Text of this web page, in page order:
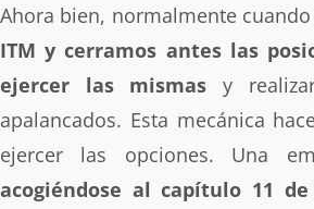
Ahora bien, normalmente
ITM y cerramos antes las
ejercer las mismas y
apalancados. Esta mecánica
ejercer las opciones. Una
acogiéndose al capítulo 11